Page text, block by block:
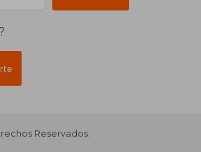
Reservados.